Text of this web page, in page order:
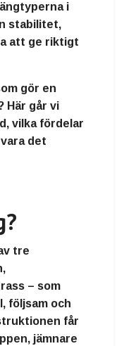
i
stabilitet,
att ge riktigt
gör en
Här går vi
vilka fördelar
det
tre
,
– som
följsam och
får
, jämnare